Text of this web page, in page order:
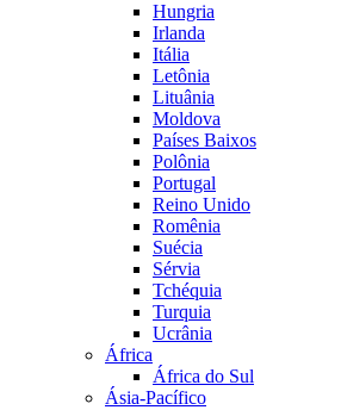
Hungria
Irlanda
Itália
Letônia
Lituânia
Moldova
Países Baixos
Polônia
Portugal
Reino Unido
Romênia
Suécia
Sérvia
Tchéquia
Turquia
Ucrânia
África
África do Sul
Ásia-Pacífico